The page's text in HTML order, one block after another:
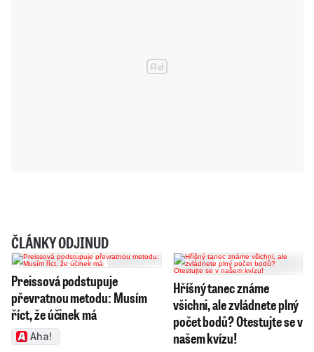
ČLÁNKY ODJINUD
Preissová podstupuje
převratnou metodu: Musím
říct, že účinek má
Aha!
Hříšný tanec známe
všichni, ale zvládnete plný
počet bodů? Otestujte se v
našem kvízu!